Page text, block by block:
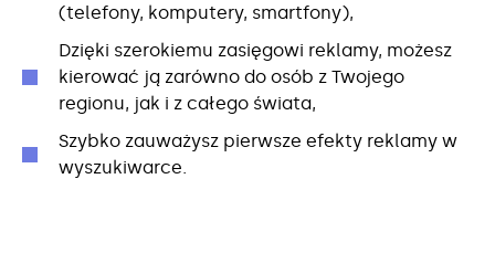
(telefony, komputery, smartfony),
Dzięki szerokiemu zasięgowi reklamy, możesz
kierować ją zarówno do osób z Twojego
regionu, jak i z całego świata,
Szybko zauważysz pierwsze efekty reklamy w
wyszukiwarce.